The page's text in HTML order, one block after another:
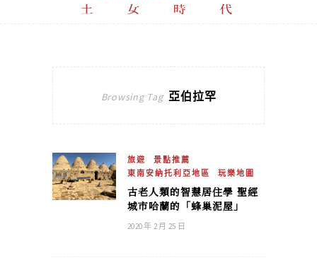
Browsing Tag 亞伯拉罕
旅遊
景點推薦
東南安納托利亞地區
玩樂地圖
古老人類的智慧居住學 聖經
城市哈蘭的「蜂巢泥屋」
2020 年 2 月 25 日